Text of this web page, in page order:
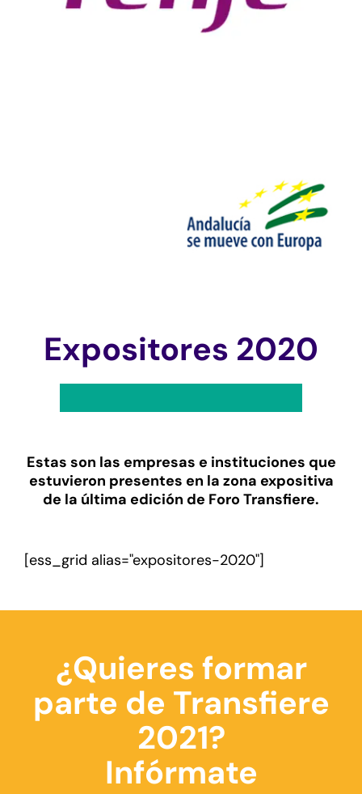
Expositores 2020
Estas son las empresas e instituciones que
estuvieron presentes en la zona expositiva
de la última edición de Foro Transfiere.
[ess_grid alias="expositores-2020"]
¿Quieres formar
parte de Transfiere
2021?
Infórmate